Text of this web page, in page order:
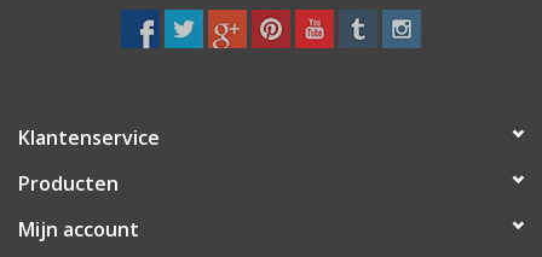
Klantenservice
Producten
Mijn account